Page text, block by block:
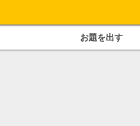
お題を出す